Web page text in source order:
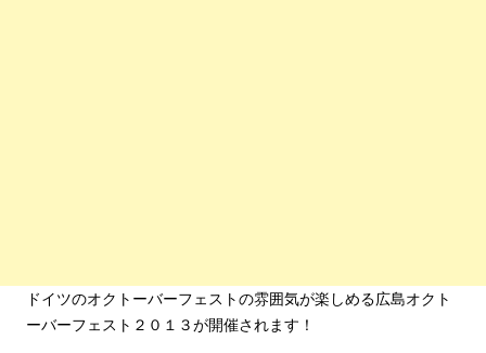
ドイツのオクトーバーフェストの雰囲気が楽しめる広島オクト
ーバーフェスト２０１３が開催されます！